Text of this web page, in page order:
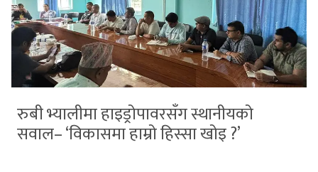
रुबी भ्यालीमा हाइड्रोपावरसँग स्थानीयको
सवाल– ‘विकासमा हाम्रो हिस्सा खोइ ?’